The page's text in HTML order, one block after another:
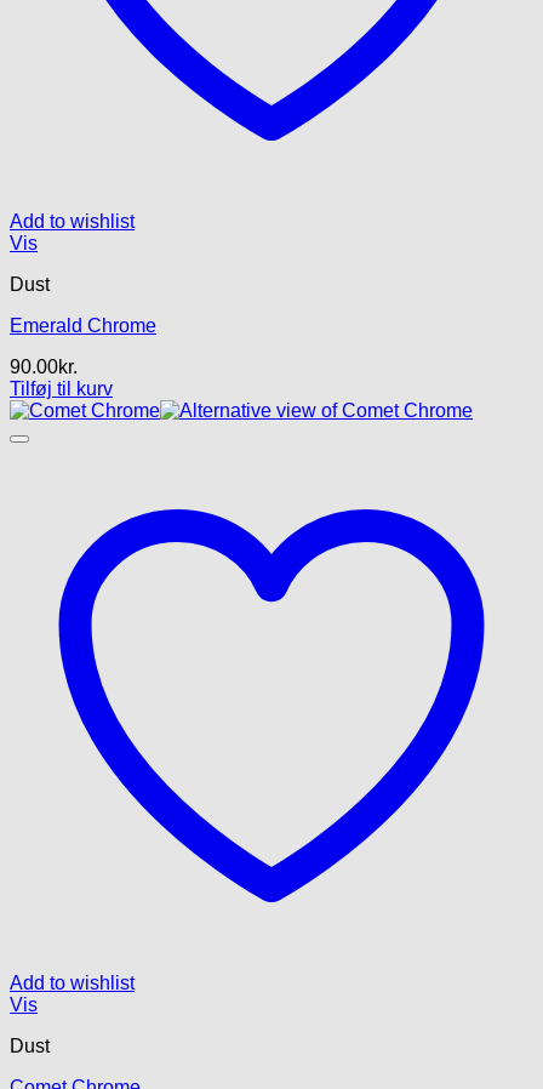
Add to wishlist
Vis
Dust
Emerald Chrome
90.00kr.
Tilføj til kurv
Add to wishlist
Vis
Dust